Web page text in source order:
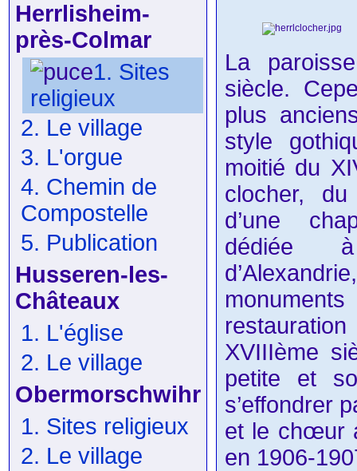
Herrlisheim-
près-Colmar
1. Sites
religieux
2. Le village
3. L'orgue
4. Chemin de
Compostelle
5. Publication
Husseren-les-
Châteaux
1. L'église
2. Le village
Obermorschwihr
1. Sites religieux
2. Le village
La
siècle.
plus
style
moitié du
clocher,
d’une
dédiée
XVIIIème
petite et
s’effondrer
et le chœur
en 1906-